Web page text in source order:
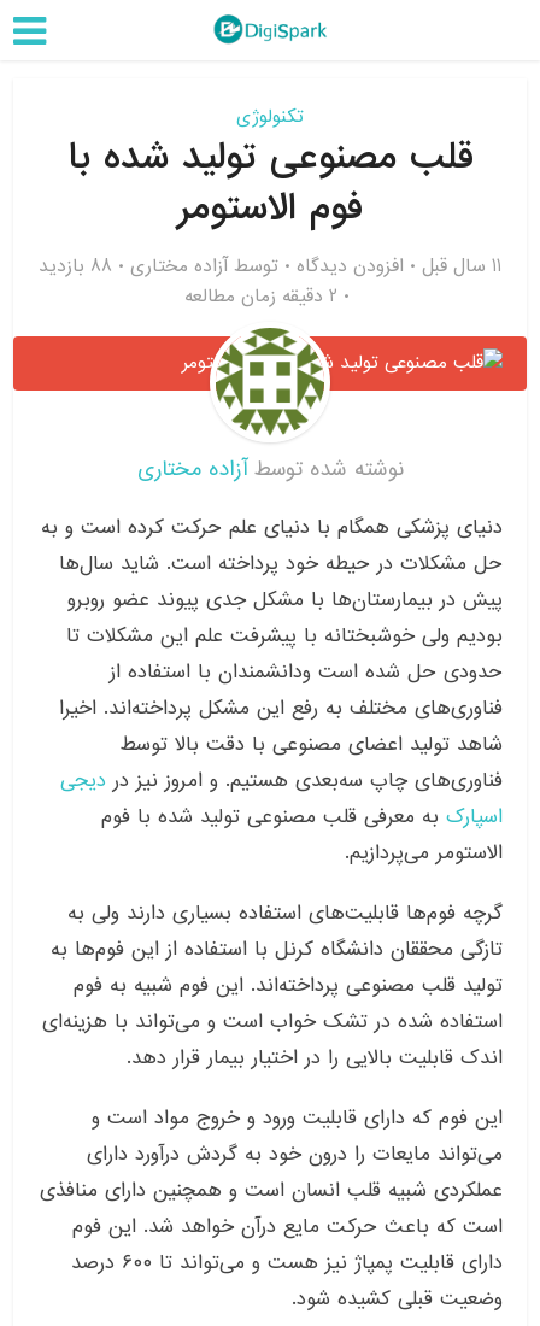
تکنولوژی
قلب مصنوعی تولید شده با
فوم الاستومر
11 سال قبل افزودن دیدگاه توسط آزاده مختاری
88 بازدید
2 دقیقه زمان مطالعه
نوشته شده توسطآزاده مختاری
دنیای پزشکی همگام با دنیای علم حرکت کرده است و به
حل مشکلات در حیطه خود پرداخته است. شاید سال‌ها
پیش در بیمارستان‌ها با مشکل جدی پیوند عضو روبرو
بودیم ولی خوشبختانه با پیشرفت علم این مشکلات تا
حدودی حل شده است ودانشمندان با استفاده از
فناوری‌های مختلف به رفع این مشکل پرداخته‌اند. اخیرا
شاهد تولید اعضای مصنوعی با دقت بالا توسط
فناوری‌های چاپ سه‌بعدی هستیم. و امروز نیز در دیجی
اسپارک به معرفی قلب مصنوعی تولید شده با فوم
الاستومر می‌پردازیم.
گرچه فوم‌ها قابلیت‌های استفاده بسیاری دارند ولی به
تازگی محققان دانشگاه کرنل با استفاده از این فوم‌ها به
تولید قلب مصنوعی پرداخته‌اند. این فوم شبیه به فوم
استفاده شده در تشک خواب است و می‌تواند با هزینه‌ای
اندک قابلیت بالایی را در اختیار بیمار قرار دهد.
این فوم که دارای قابلیت ورود و خروج مواد است و
می‌تواند مایعات را درون خود به گردش درآورد دارای
عملکردی شبیه قلب انسان است و همچنین دارای منافذی
است که باعث حرکت مایع درآن خواهد شد. این فوم
دارای قابلیت پمپاژ نیز هست و می‌تواند تا ۶۰۰ درصد
وضعیت قبلی کشیده شود.